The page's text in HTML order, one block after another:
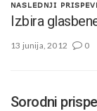
NASLEDNJI
Izbira
13 junija, 2012 0
Sorodni